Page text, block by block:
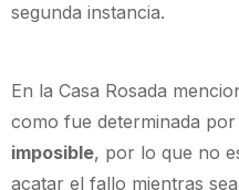
segunda instancia.
En la Casa Rosada
como fue determinada por
imposible, por lo que no
acatar el fallo mientras